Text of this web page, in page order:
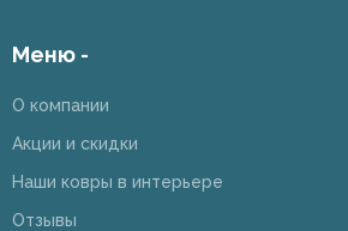
Меню -
О компании
Акции и скидки
Наши ковры в интерьере
Отзывы